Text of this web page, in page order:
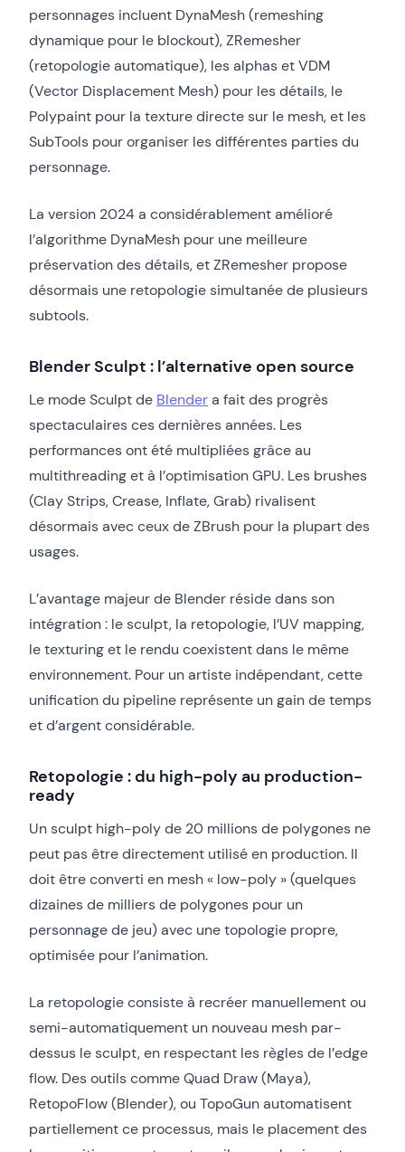
personnages incluent DynaMesh (remeshing
dynamique pour le blockout), ZRemesher
(retopologie automatique), les alphas et VDM
(Vector Displacement Mesh) pour les détails, le
Polypaint pour la texture directe sur le mesh, et les
SubTools pour organiser les différentes parties du
personnage.
La version 2024 a considérablement amélioré
l’algorithme DynaMesh pour une meilleure
préservation des détails, et ZRemesher propose
désormais une retopologie simultanée de plusieurs
subtools.
Blender Sculpt : l’alternative open source
Le mode Sculpt de Blendera fait des progrès
spectaculaires ces dernières années. Les
performances ont été multipliées grâce au
multithreading et à l’optimisation GPU. Les brushes
(Clay Strips, Crease, Inflate, Grab) rivalisent
désormais avec ceux de ZBrush pour la plupart des
usages.
L’avantage majeur de Blender réside dans son
intégration : le sculpt, la retopologie, l’UV mapping,
le texturing et le rendu coexistent dans le même
environnement. Pour un artiste indépendant, cette
unification du pipeline représente un gain de temps
et d’argent considérable.
Retopologie : du high-poly au production-
ready
Un sculpt high-poly de 20 millions de polygones ne
peut pas être directement utilisé en production. Il
doit être converti en mesh « low-poly » (quelques
dizaines de milliers de polygones pour un
personnage de jeu) avec une topologie propre,
optimisée pour l’animation.
La retopologie consiste à recréer manuellement ou
semi-automatiquement un nouveau mesh par-
dessus le sculpt, en respectant les règles de l’edge
flow. Des outils comme Quad Draw (Maya),
RetopoFlow (Blender), ou TopoGun automatisent
partiellement ce processus, mais le placement des